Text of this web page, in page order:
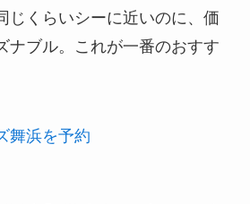
じくらいシーに近いのに、価
ナブル。これが一番のおすす
舞浜を予約